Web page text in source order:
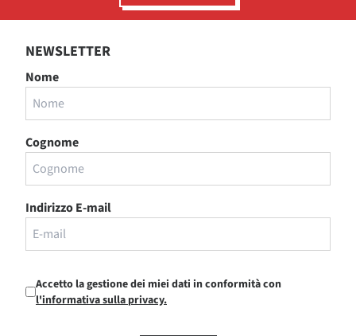
NEWSLETTER
Nome
Cognome
Indirizzo E-mail
Accetto la gestione dei miei dati in conformità con
l'informativa sulla privacy.